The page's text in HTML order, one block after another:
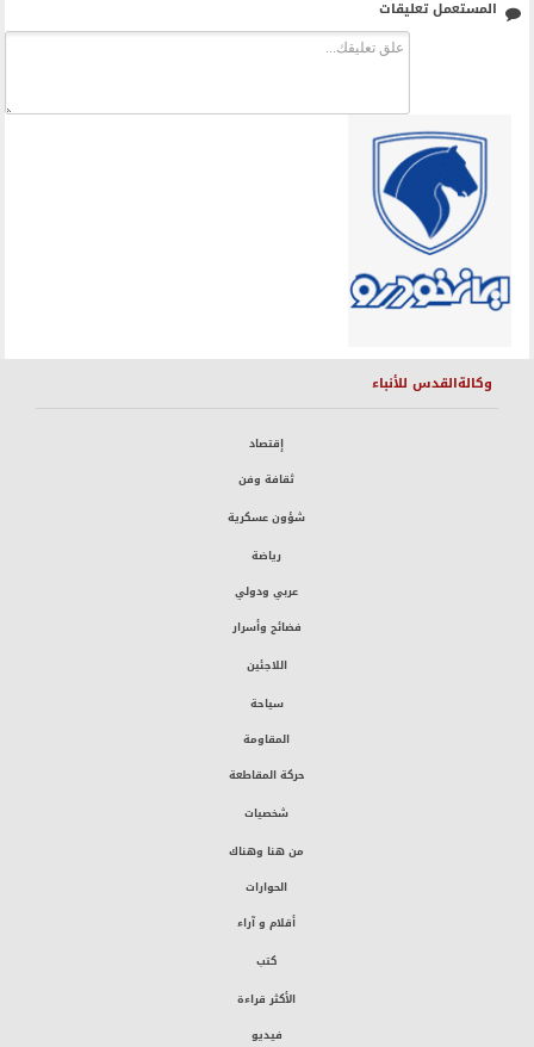
المستعمل تعليقات
وكالةالقدس للأنباء
إقتصاد
ثقافة وفن
شؤون عسكرية
رياضة
عربي ودولي
فضائح وأسرار
اللاجئين
سياحة
المقاومة
حركة المقاطعة
شخصيات
من هنا وهناك
الحوارات
أقلام و آراء
كتب
الأكثر قراءة
فيديو